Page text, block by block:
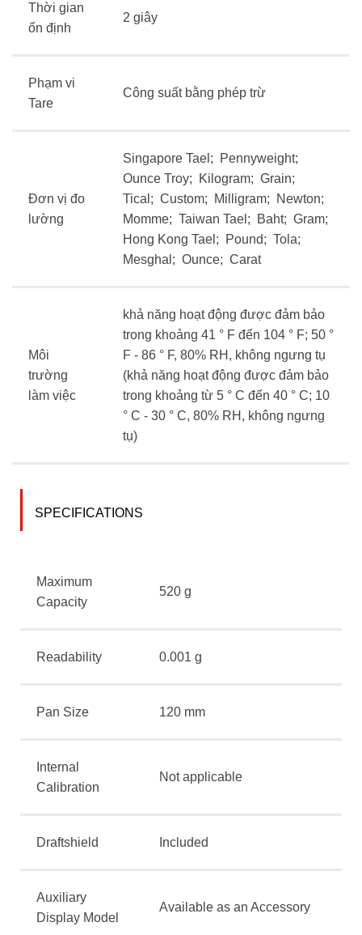
Thời gian
ổn định
2 giây
Phạm vi
Tare
Công suất bằng phép trừ
Đơn vị đo
lường
Singapore Tael; Pennyweight;
Ounce Troy; Kilogram; Grain;
Tical; Custom; Milligram; Newton;
Momme; Taiwan Tael; Baht; Gram;
Hong Kong Tael; Pound; Tola;
Mesghal; Ounce; Carat
Môi
trường
làm việc
khả năng hoạt động được đảm bảo
trong khoảng 41 ° F đến 104 ° F; 50 °
F - 86 ° F, 80% RH, không ngưng tụ
(khả năng hoạt động được đảm bảo
trong khoảng từ 5 ° C đến 40 ° C; 10
° C - 30 ° C, 80% RH, không ngưng
tụ)
SPECIFICATIONS
Maximum
Capacity
520 g
Readability 0.001 g
Pan Size 120 mm
Internal
Calibration
Not applicable
Draftshield Included
Auxiliary
Display Model
Available as an Accessory